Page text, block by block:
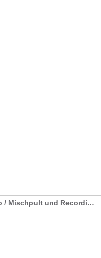
Rode Caster Pro / Mischpult und Recording